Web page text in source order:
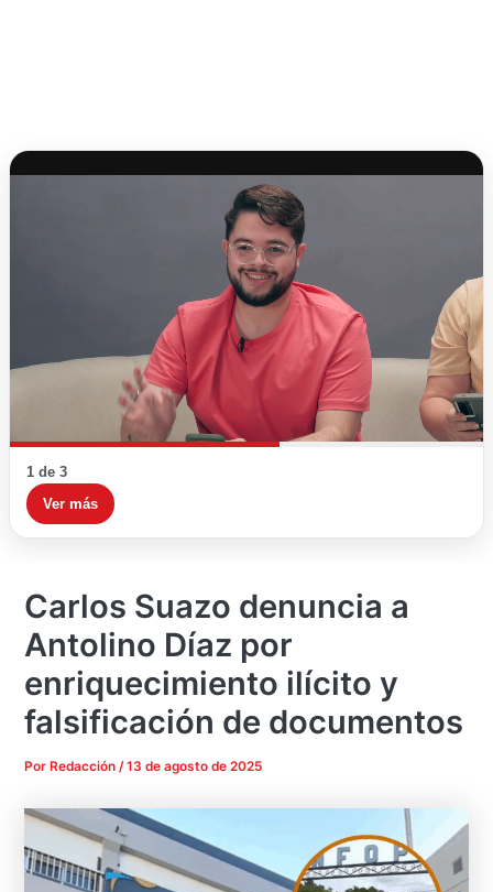
1 de 3
Ver más
Carlos Suazo denuncia a
Antolino Díaz por
enriquecimiento ilícito y
falsificación de documentos
Por Redacción/13 de agosto de 2025